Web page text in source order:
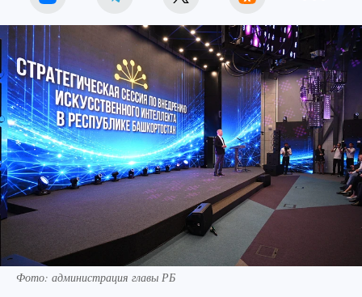
Фото: администрация главы РБ